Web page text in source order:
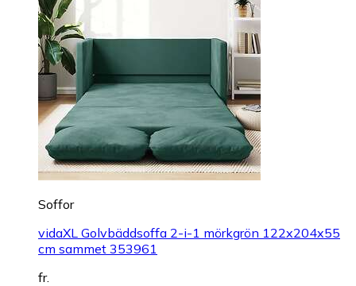
Soffor
vidaXL Golvbäddsoffa 2-i-1 mörkgrön 122x204x55
cm sammet 353961
fr.